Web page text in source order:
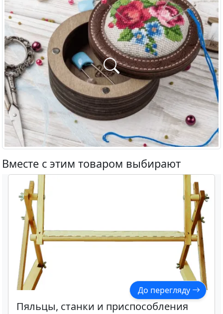
Вместе с этим товаром выбирают
До перегляду
Пяльцы, станки и приспособления